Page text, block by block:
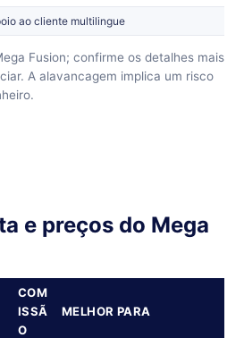
ao cliente multilingue
Fusion; confirme os detalhes mais
A alavancagem implica um risco
e preços do Mega
COM
ISSÃ
O
MELHOR PARA